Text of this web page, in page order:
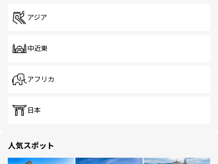
アジア
中近東
アフリカ
日本
人気スポット